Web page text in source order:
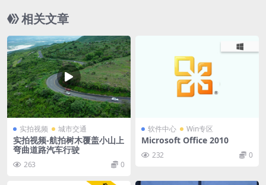
相关文章
实拍视频 城市交通
实拍视频-航拍树木覆盖小山上
弯曲道路汽车行驶
263 0
软件中心 Win专区
Microsoft Office 2010
232 0